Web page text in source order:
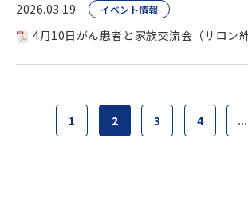
2026.03.19 イベント情報
4月10日がん患者と家族交流会（サロン
1 2 3 4 ...